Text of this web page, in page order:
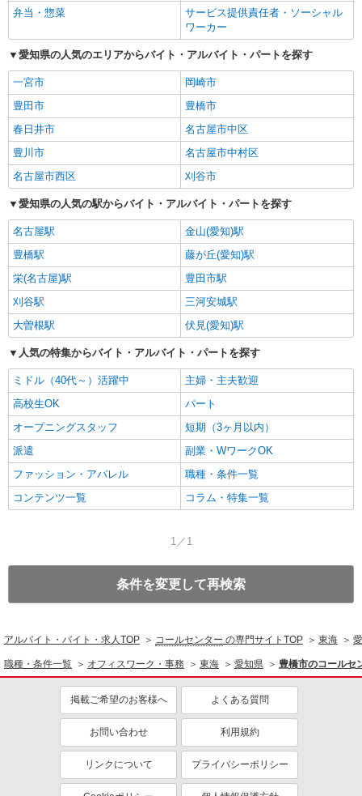
弁当・惣菜
サービス提供責任者・ソーシャル
ワーカー
愛知県の人気のエリアからバイト・アルバイト・パートを探す
一宮市
岡崎市
豊田市
豊橋市
春日井市
名古屋市中区
豊川市
名古屋市中村区
名古屋市西区
刈谷市
愛知県の人気の駅からバイト・アルバイト・パートを探す
名古屋駅
金山(愛知)駅
豊橋駅
藤が丘(愛知)駅
栄(名古屋)駅
豊田市駅
刈谷駅
三河安城駅
大曽根駅
伏見(愛知)駅
人気の特集からバイト・アルバイト・パートを探す
ミドル（40代～）活躍中
主婦・主夫歓迎
高校生OK
パート
オープニングスタッフ
短期（3ヶ月以内）
派遣
副業・WワークOK
ファッション・アパレル
職種・条件一覧
コンテンツ一覧
コラム・特集一覧
1／1
条件を変更して再検索
アルバイト・バイト・求人TOP コールセンター の専門サイトTOP 東海
職種・条件一覧 オフィスワーク・事務 東海 愛知県 豊橋市のコールセ
掲載ご希望のお客様へ よくある質問
お問い合わせ 利用規約
リンクについて プライバシーポリシー